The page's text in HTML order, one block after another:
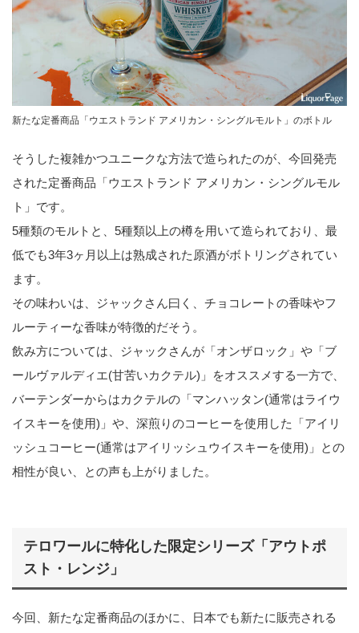
新たな定番商品「ウエストランド アメリカン・シングルモルト」のボトル
そうした複雑かつユニークな方法で造られたのが、今回発売
された定番商品「ウエストランド アメリカン・シングルモル
ト」です。
5種類のモルトと、5種類以上の樽を用いて造られており、最
低でも3年3ヶ月以上は熟成された原酒がボトリングされてい
ます。
その味わいは、ジャックさん曰く、チョコレートの香味やフ
ルーティーな香味が特徴的だそう。
飲み方については、ジャックさんが「オンザロック」や「ブ
ールヴァルディエ(甘苦いカクテル)」をオススメする一方で、
バーテンダーからはカクテルの「マンハッタン(通常はライウ
イスキーを使用)」や、深煎りのコーヒーを使用した「アイリ
ッシュコーヒー(通常はアイリッシュウイスキーを使用)」との
相性が良い、との声も上がりました。
テロワールに特化した限定シリーズ「アウトポ
スト・レンジ」
今回、新たな定番商品のほかに、日本でも新たに販売される